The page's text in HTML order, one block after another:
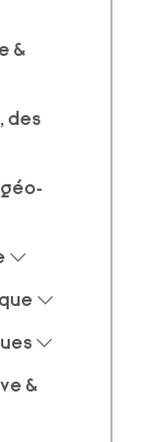
&
des
&